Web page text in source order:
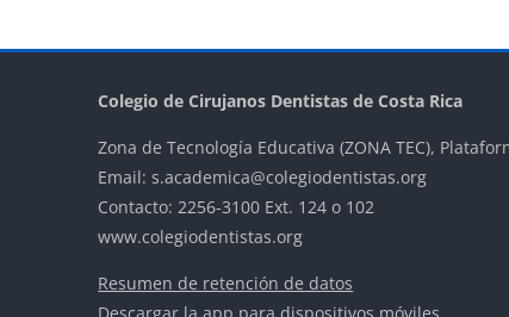
Colegio de Cirujanos Dentistas de Costa Rica
Zona de Tecnología Educativa (ZONA TEC),
Email: s.academica@colegiodentistas.org
Contacto: 2256-3100 Ext. 124 o 102
www.colegiodentistas.org
Resumen de retención de datos